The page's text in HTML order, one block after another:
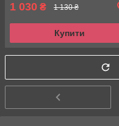
1 030 ₴ 1 130 ₴
Купити